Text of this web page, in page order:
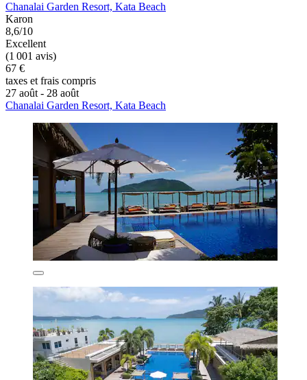
Chanalai Garden Resort, Kata Beach
Karon
8,6/10
Excellent
(1 001 avis)
67 €
taxes et frais compris
27 août - 28 août
Chanalai Garden Resort, Kata Beach